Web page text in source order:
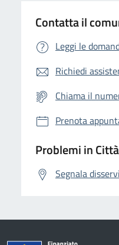
Contatta il
Leggi le
Richiedi
Chiama il
Prenota
Problemi in Città
Segnala